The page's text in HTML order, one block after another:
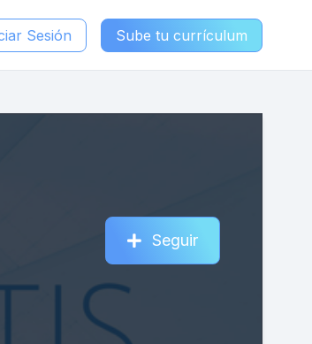
Sesión Sube tu currículum
Seguir